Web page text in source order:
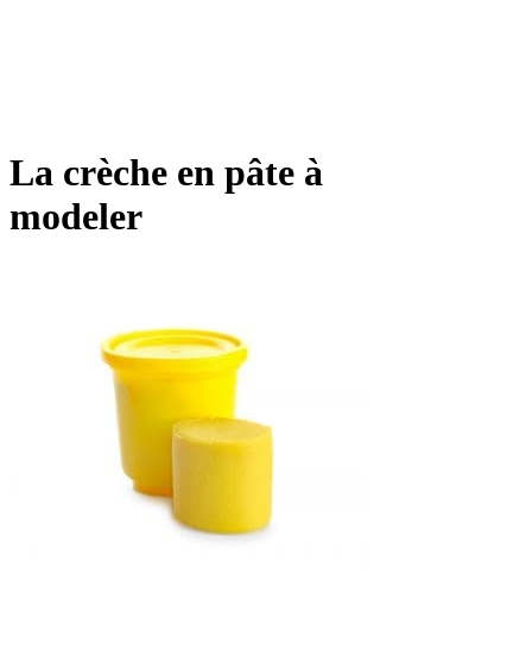
La crèche en pâte à
modeler